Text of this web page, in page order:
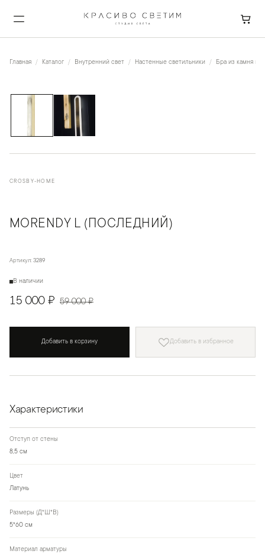
Главная Каталог Внутренний свет Настенные светильники Бра из камня и
CROSBY-HOME
MORENDY L (ПОСЛЕДНИЙ)
Артикул: 3289
В наличии
15 000 ₽ 59 000 ₽
Добавить в корзину Добавить в избранное
Характеристики
Отступ от стены
8,5 см
Цвет
Латунь
Размеры (Д*Ш*В)
5*60 см
Материал арматуры